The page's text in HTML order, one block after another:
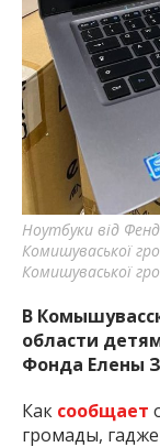
Ноутбуки від
Комишуваської
Комишуваської
В
области
Фонда Елены
Как сообщает
громады,